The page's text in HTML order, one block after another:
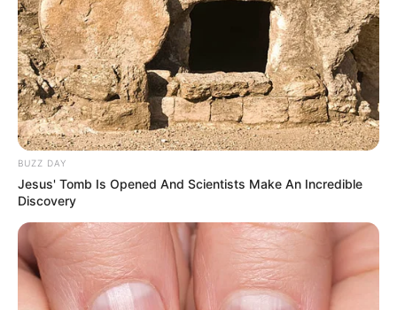
BUZZ DAY
Jesus' Tomb Is Opened And Scientists Make An Incredible
Discovery